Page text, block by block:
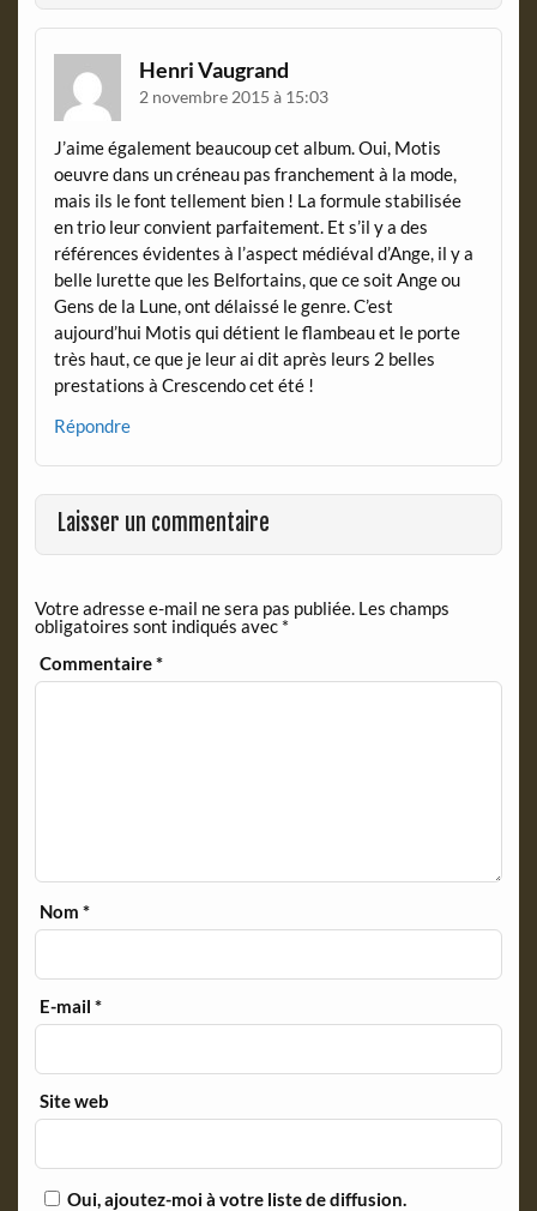
Henri Vaugrand
2 novembre 2015 à 15:03
J’aime également beaucoup cet album. Oui, Motis
oeuvre dans un créneau pas franchement à la mode,
mais ils le font tellement bien ! La formule stabilisée
en trio leur convient parfaitement. Et s’il y a des
références évidentes à l’aspect médiéval d’Ange, il y a
belle lurette que les Belfortains, que ce soit Ange ou
Gens de la Lune, ont délaissé le genre. C’est
aujourd’hui Motis qui détient le flambeau et le porte
très haut, ce que je leur ai dit après leurs 2 belles
prestations à Crescendo cet été !
Répondre
Laisser un commentaire
Votre adresse e-mail ne sera pas publiée. Les champs
obligatoires sont indiqués avec *
Commentaire*
Nom*
E-mail*
Site web
Oui, ajoutez-moi à votre liste de diffusion.